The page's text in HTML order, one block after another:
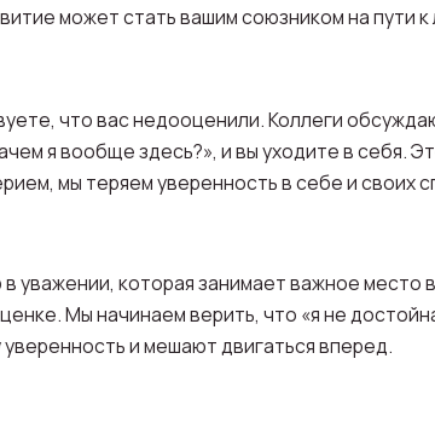
может стать вашим союзником на пути
что вас недооценили. Коллеги
я вообще здесь?», и вы уходите в себя.
мы теряем уверенность в себе и своих
уважении, которая занимает важное место
Мы начинаем верить, что «я не
и мешают двигаться вперед.